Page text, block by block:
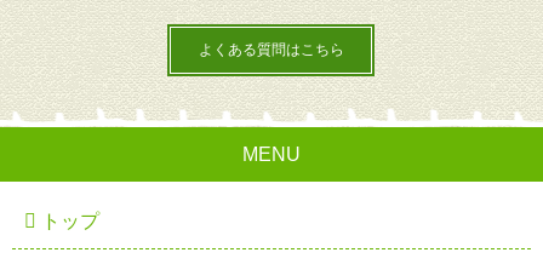
よくある質問はこちら
MENU
トップ